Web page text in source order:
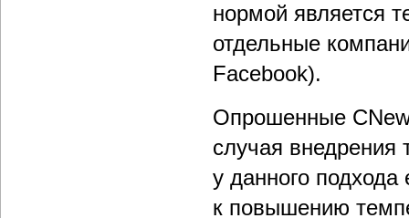
нормой является
отдельные
Facebook).
Опрошенные
случая внедрения
у данного
к повышению